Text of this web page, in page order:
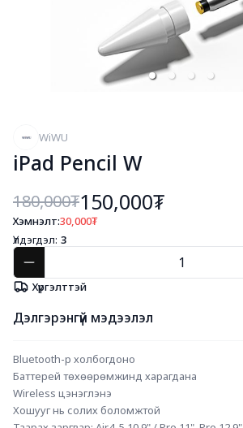
WiWU
iPad Pencil W
180,000₮150,000₮
Хэмнэлт:30,000₮
Үлдэгдэл: 3
Хүргэлттэй
Дэлгэрэнгүй мэдээлэл
Bluetooth-р холбогдоно
Баттерей төхөөрөмжинд харагдана
Wireless цэнэглэнэ
Хошууг нь солих боломжтой